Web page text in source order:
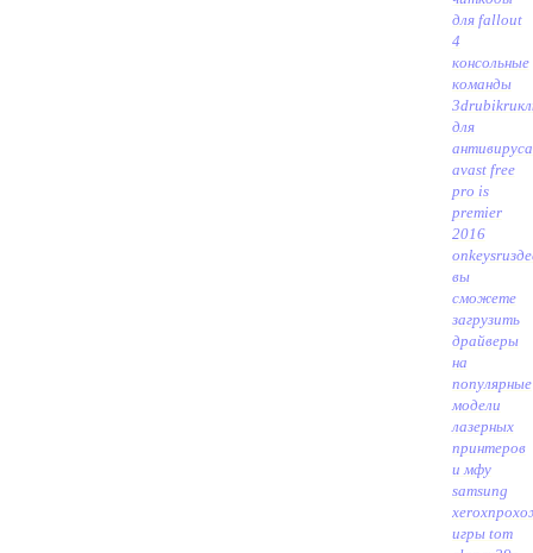
для fallout
4
консольные
команды
3drubikru
для
антивируса
avast free
pro is
premier
2016
onkeysru
вы
сможете
загрузить
драйверы
на
популярные
модели
лазерных
принтеров
и мфу
samsung
xerox
игры tom